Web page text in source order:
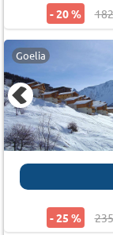
- 20 %
Goelia
- 25 %